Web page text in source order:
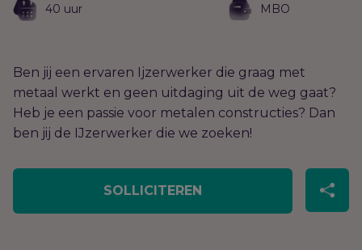
40 uur MBO
Ben jij een ervaren Ijzerwerker die graag met
metaal werkt en geen uitdaging uit de weg gaat?
Heb je een passie voor metalen constructies? Dan
ben jij de IJzerwerker die we zoeken!
SOLLICITEREN